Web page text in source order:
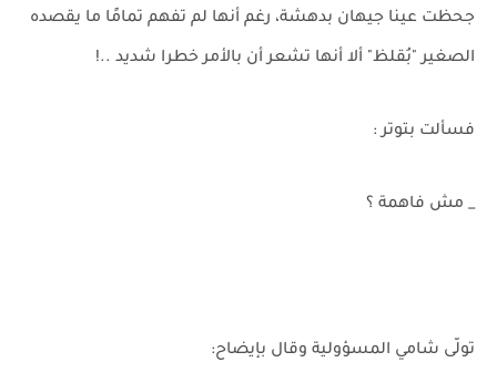
جحظت عينا جيهان بدهشة، رغم أنها لم تفهم تمامًا ما يقصده
الصغير "بُقلظ" ألا أنها تشعر أن بالأمر خطرا شديد ..!
فسألت بتوتر :
_ مش فاهمة ؟
تولّى شامي المسؤولية وقال بإيضاح: